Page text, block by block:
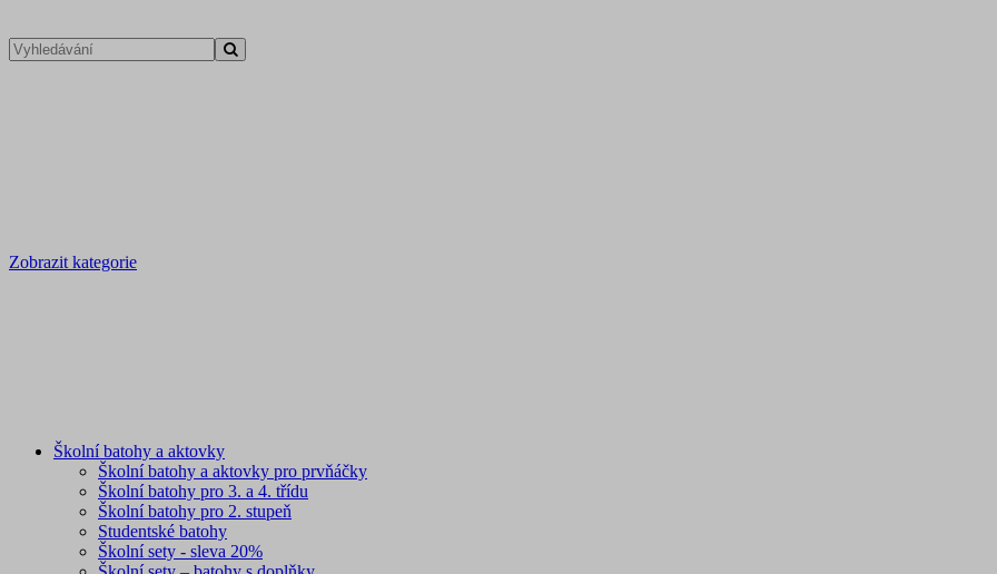
Zobrazit kategorie
Školní batohy a aktovky
Školní batohy a aktovky pro prvňáčky
Školní batohy pro 3. a 4. třídu
Školní batohy pro 2. stupeň
Studentské batohy
Školní sety - sleva 20%